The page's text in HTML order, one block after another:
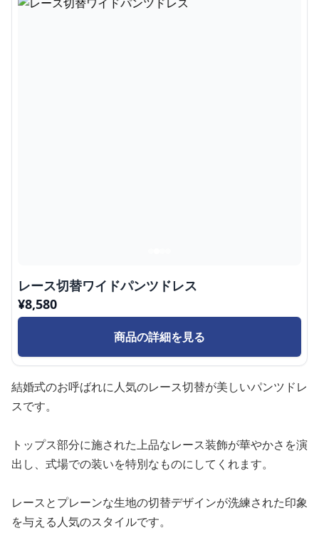
レース切替ワイドパンツドレス
¥8,580
商品の詳細を見る
結婚式のお呼ばれに人気のレース切替が美しいパンツドレ
スです。
トップス部分に施された上品なレース装飾が華やかさを演
出し、式場での装いを特別なものにしてくれます。
レースとプレーンな生地の切替デザインが洗練された印象
を与える人気のスタイルです。